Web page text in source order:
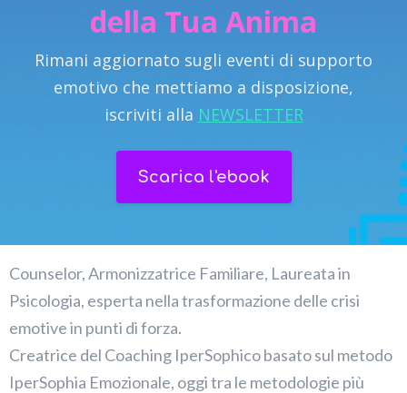
della Tua Anima
Rimani aggiornato sugli eventi di supporto
emotivo che mettiamo a disposizione,
iscriviti alla NEWSLETTER
Scarica l'ebook
Counselor, Armonizzatrice Familiare, Laureata in
Psicologia, esperta nella trasformazione delle crisi
emotive in punti di forza.
Creatrice del Coaching IperSophico basato sul metodo
IperSophia Emozionale, oggi tra le metodologie più